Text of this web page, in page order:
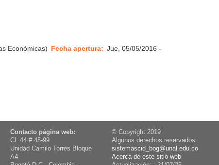
Económicas) Fecha apertura
Jue, 05/05/2016 -
Contacto página web:
Cl. 44 # 45-99
Unidad Camilo Torres Bloque
A4
© Copyright 2019
Algunos derechos reservados.
sistemascid_bog@unal.edu.co
Acerca de este sitio web